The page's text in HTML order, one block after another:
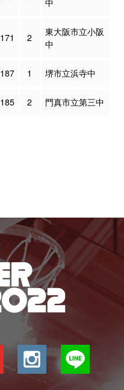
中
171 2
東大阪市立小阪
中
187 1 堺市立浜寺中
185 2
門真市立第三中